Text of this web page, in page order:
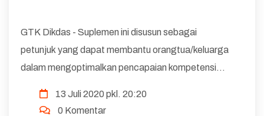
GTK Dikdas - Suplemen ini disusun sebagai
petunjuk yang dapat membantu orangtua/keluarga
dalam mengoptimalkan pencapaian kompetensi
13 Juli 2020 pkl. 20:20
0 Komentar